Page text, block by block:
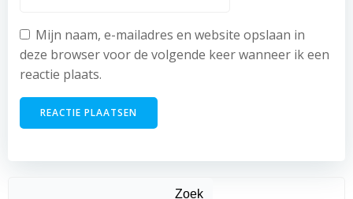
Mijn naam, e-mailadres en website opslaan in
deze browser voor de volgende keer wanneer ik een
reactie plaats.
Zoek